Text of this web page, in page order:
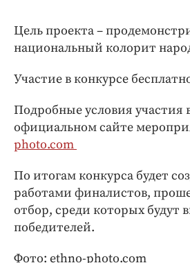
Цель проекта –
национальный колорит
Участие в конкурсе
Подробные условия участия
официальном сайте
photo.com
По итогам конкурса будет
работами финалистов,
отбор, среди которых будут
победителей.
Фото: ethno-photo.com